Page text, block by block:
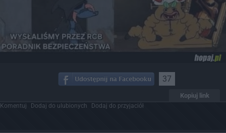
37
Kopiuj link
Komentuj Dodaj do ulubionych Dodaj do przyjaciół